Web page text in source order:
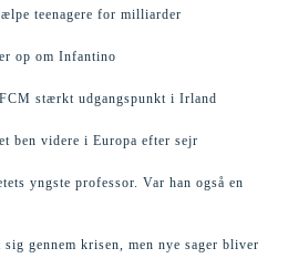
teenagere for milliarder
op om Infantino
stærkt udgangspunkt i Irland
ben videre i Europa efter sejr
yngste professor. Var han også en
gennem krisen, men nye sager bliver